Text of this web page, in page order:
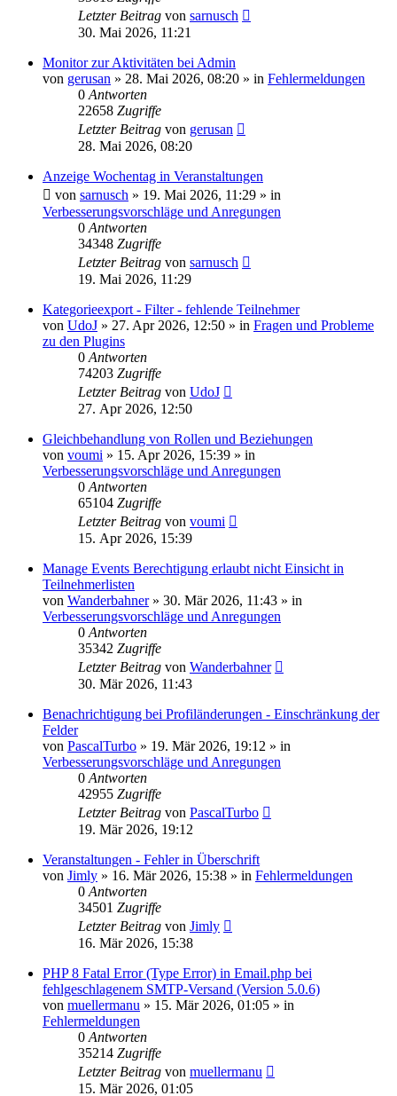
Letzter Beitrag von sarnusch
30. Mai 2026, 11:21
Monitor zur Aktivitäten bei Admin
von gerusan » 28. Mai 2026, 08:20 » in Fehlermeldungen
0 Antworten
22658 Zugriffe
Letzter Beitrag von gerusan
28. Mai 2026, 08:20
Anzeige Wochentag in Veranstaltungen
von sarnusch » 19. Mai 2026, 11:29 » in
Verbesserungsvorschläge und Anregungen
0 Antworten
34348 Zugriffe
Letzter Beitrag von sarnusch
19. Mai 2026, 11:29
Kategorieexport - Filter - fehlende Teilnehmer
von UdoJ » 27. Apr 2026, 12:50 » in Fragen und Probleme
zu den Plugins
0 Antworten
74203 Zugriffe
Letzter Beitrag von UdoJ
27. Apr 2026, 12:50
Gleichbehandlung von Rollen und Beziehungen
von voumi » 15. Apr 2026, 15:39 » in
Verbesserungsvorschläge und Anregungen
0 Antworten
65104 Zugriffe
Letzter Beitrag von voumi
15. Apr 2026, 15:39
Manage Events Berechtigung erlaubt nicht Einsicht in
Teilnehmerlisten
von Wanderbahner» 30. Mär 2026, 11:43 » in
Verbesserungsvorschläge und Anregungen
0 Antworten
35342 Zugriffe
Letzter Beitrag von Wanderbahner
30. Mär 2026, 11:43
Benachrichtigung bei Profiländerungen - Einschränkung der
Felder
von PascalTurbo » 19. Mär 2026, 19:12 » in
Verbesserungsvorschläge und Anregungen
0 Antworten
42955 Zugriffe
Letzter Beitrag von PascalTurbo
19. Mär 2026, 19:12
Veranstaltungen - Fehler in Überschrift
von Jimly » 16. Mär 2026, 15:38 » in Fehlermeldungen
0 Antworten
34501 Zugriffe
Letzter Beitrag von Jimly
16. Mär 2026, 15:38
PHP 8 Fatal Error (Type Error) in Email.php bei
fehlgeschlagenem SMTP-Versand (Version 5.0.6)
von muellermanu » 15. Mär 2026, 01:05 » in
Fehlermeldungen
0 Antworten
35214 Zugriffe
Letzter Beitrag von muellermanu
15. Mär 2026, 01:05